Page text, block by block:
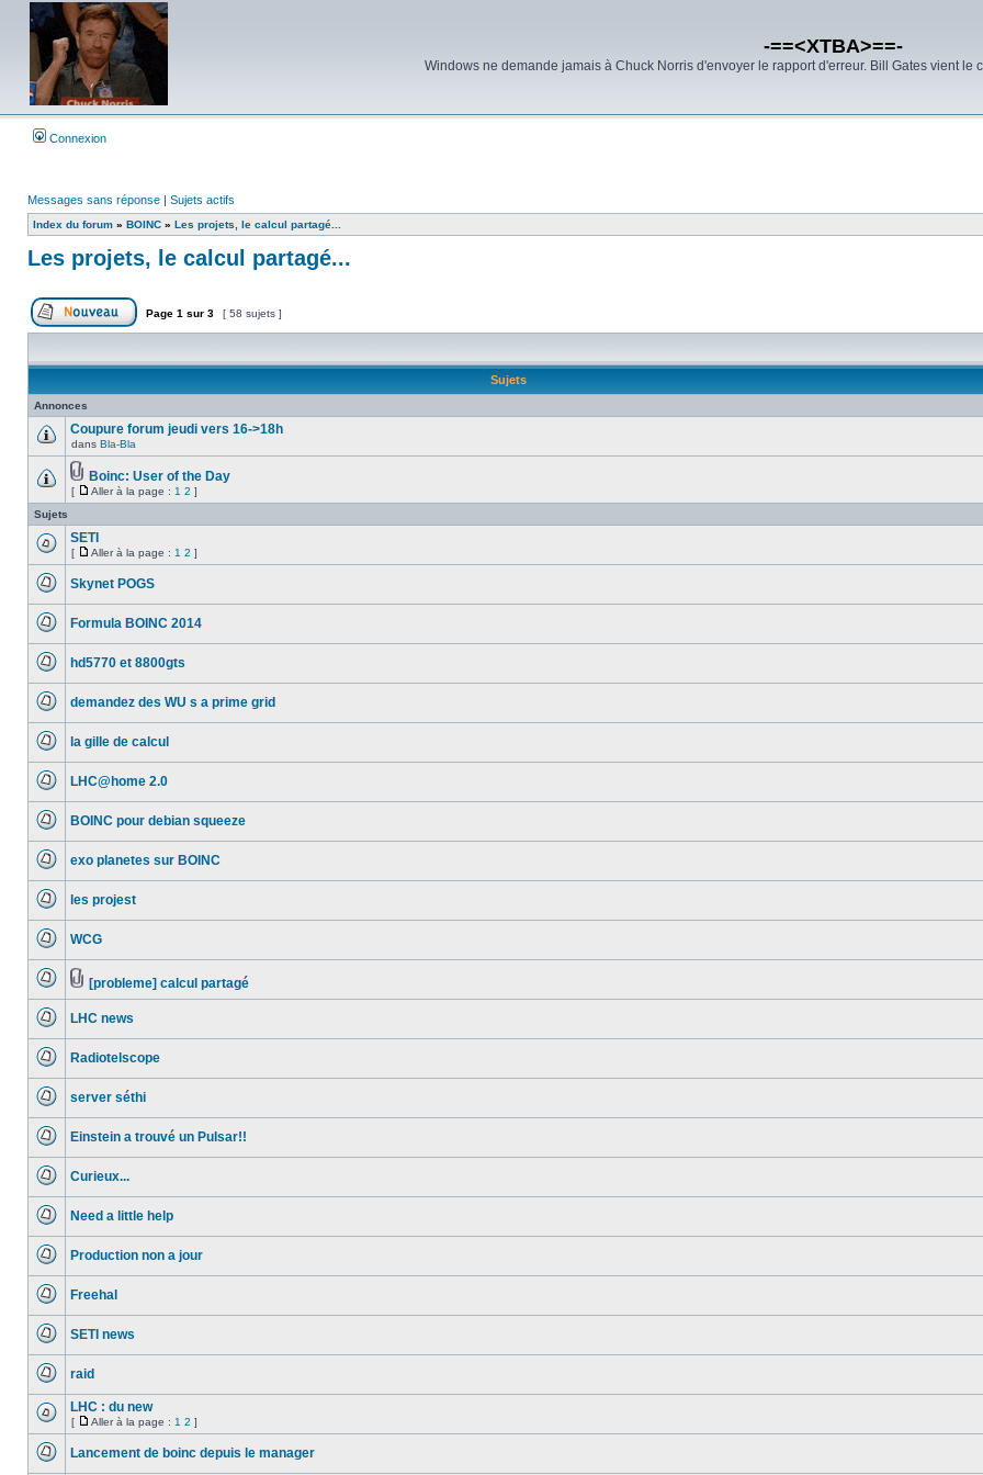
-==<XTBA>==-
Windows ne demande jamais à Chuck Norris d'envoyer le rapport d'erreur. Bill Gates vient le
Connexion
Messages sans réponse | Sujets actifs
Index du forum » BOINC » Les projets, le calcul partagé...
Les projets, le calcul partagé...
Poster un nouveau sujet
Page 1 sur 3 [ 58 sujets ]
Sujets
Annonces
Aucun
message
non
Coupure forum jeudi vers 16->18h
dans Bla-Bla
Aucun
message
non
Fichier(s)
joint(s)
Boinc: User of the Day
[
Aller
la
page
Aller à la page : 1 2 ]
Sujets
Aucun
non
SETI
[
Aller
la
Aller à la page : 1 2 ]
non
Skynet POGS
non
Formula BOINC 2014
non
hd5770 et 8800gts
non
demandez des WU s a prime grid
la gille de calcul
non
LHC@home 2.0
non
BOINC pour debian squeeze
non
exo planetes sur BOINC
non
les projest
message
non
WCG
AucunFichier(s)
[probleme] calcul partagé
non
LHC news
non
Radiotelscope
non
server séthi
non
Einstein a trouvé un Pulsar!!
non
Curieux...
non
Need a little help
non
Production non a jour
non
Freehal
non
SETI news
message
non
raid
Aucun
LHC : du new
[
Aller
la
Aller à la page : 1 2 ]
Lancement de boinc depuis le manager